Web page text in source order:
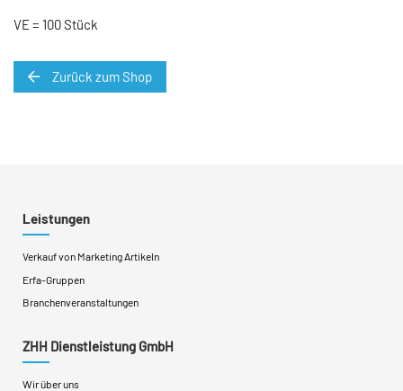
VE = 100 Stück
Zurück zum Shop
Leistungen
Verkauf von Marketing Artikeln
Erfa-Gruppen
Branchenveranstaltungen
ZHH Dienstleistung GmbH
Wir über uns